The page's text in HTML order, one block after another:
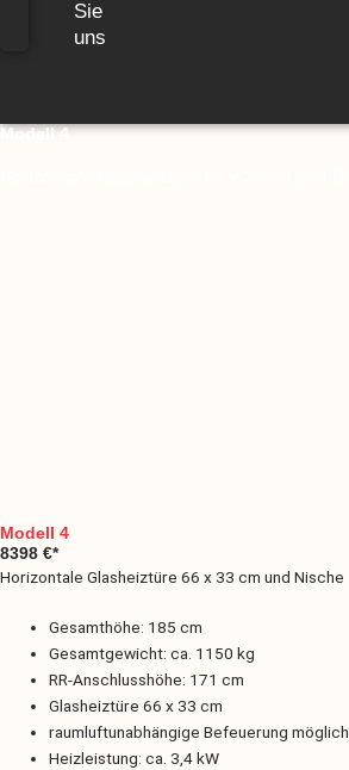
Sie
uns
Modell 4
Modell 4
8398 €*
Horizontale Glasheiztüre 66 x 33 cm und Nische
Gesamthöhe: 185 cm
Gesamtgewicht: ca. 1150 kg
RR-Anschlusshöhe: 171 cm
Glasheiztüre 66 x 33 cm
raumluftunabhängige Befeuerung möglich
Heizleistung: ca. 3,4 kW